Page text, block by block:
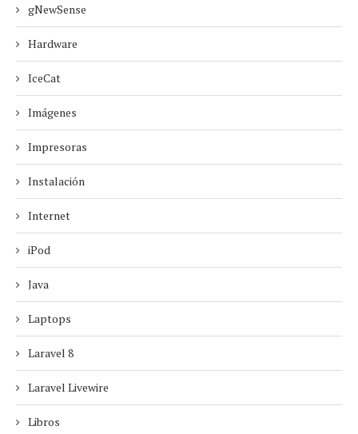
gNewSense
Hardware
IceCat
Imágenes
Impresoras
Instalación
Internet
iPod
Java
Laptops
Laravel 8
Laravel Livewire
Libros